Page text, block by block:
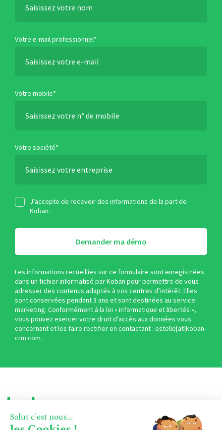
Votre e-mail professionnel*
Votre mobile*
Votre société*
J’accepte de recevoir des informations de la part de
Koban.
Demander ma démo
Les informations recueillies sur ce formulaire sont enregistrées
dans un fichier informatisé par Koban pour permettre de vous
adresser des contenus adaptés à vos centres d’intérêt. Elles
sont conservées pendant 3 ans et sont destinées au service
marketing. Conformément à la loi « informatique et libertés »,
vous pouvez exercer votre droit d’accès aux données vous
concernant et les faire rectifier en contactant : estelle[at]koban-
crm.com.
Salut c'est nous...